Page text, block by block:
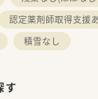
認定薬剤師取得支援
積雪なし
す